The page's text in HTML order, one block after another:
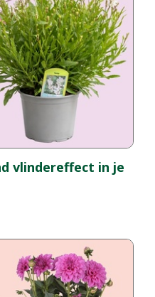
vlindereffect in je